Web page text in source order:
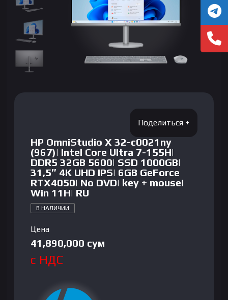
HP OmniStudio X 32-c0021ny
(967)| Intel Core Ultra 7-155H|
DDR5 32GB 5600| SSD 1000GB|
31,5″ 4K UHD IPS| 6GB GeForce
RTX4050| No DVD| key + mouse|
Win 11H| RU
В НАЛИЧИИ
Цена
41,890,000 сум
с НДС